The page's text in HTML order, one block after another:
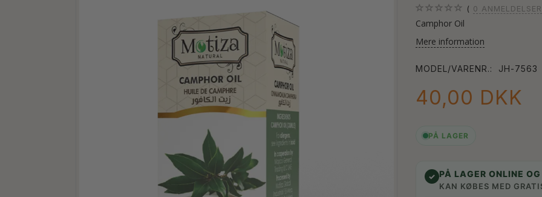
0 ANMELDELSER
Camphor Oil
Mere information
MODEL/VARENR.: JH-7563
40,00 DKK
PÅ LAGER
✓ PÅ LAGER ONLINE
KAN KØBES MED